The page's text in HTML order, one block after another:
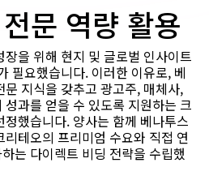
문 역량 활용
을 위해 현지 및 글로벌 인사이트
필요했습니다. 이러한 이유로, 베
지식을 갖추고 광고주, 매체사,
과를 얻을 수 있도록 지원하는 크
했습니다. 양사는 함께 베나투스
테오의 프리미엄 수요와 직접 연
는 다이렉트 비딩 전략을 수립했